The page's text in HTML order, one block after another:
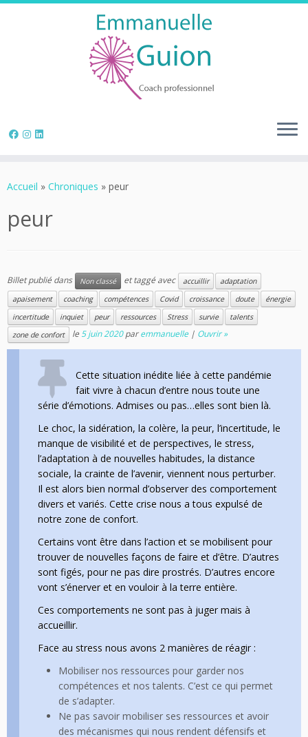
toAccueil » Chroniques » peur
peur
Billet publié dans Non classé et taggé avec accuillir
adaptation
apaisement
coaching compétences Covid croissance doute
énergie
incertitude
inquiet peur ressources Stress survie
talents
zone de confort
le 5 juin 2020 paremmanuelle| Ouvrir »
Cette situation inédite liée à cette pandémie
fait vivre à chacun d’entre nous toute une
série d’émotions. Admises ou pas…elles sont bien là.
Le choc, la sidération, la colère, la peur, l’incertitude, le
manque de visibilité et de perspectives, le stress,
l’adaptation à de nouvelles habitudes, la distance
sociale, la crainte de l’avenir, viennent nous perturber.
Il est alors bien normal d’observer des comportement
divers et variés. Cette crise nous a tous expulsé de
notre zone de confort.
Certains vont être dans l’action et se mobilisent pour
trouver de nouvelles façons de faire et d’être. D’autres
sont figés, pour ne pas dire prostrés. D’autres encore
vont s’énerver et en vouloir à la terre entière.
Ces comportements ne sont pas à juger mais à
accueillir.
Face au stress nous avons 2 manières de réagir :
Mobiliser nos ressources pour garder nos
compétences et nos talents. C’est ce qui permet
de s’adapter.
Ne pas savoir mobiliser ses ressources et avoir
des mécanismes qui nous rendent défensifs et